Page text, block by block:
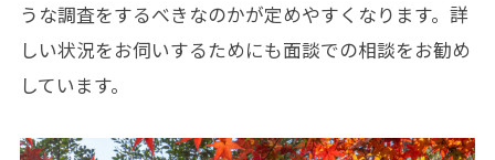
うな調査をするべきなのかが定めやすくなります。詳
しい状況をお伺いするためにも面談での相談をお勧め
しています。